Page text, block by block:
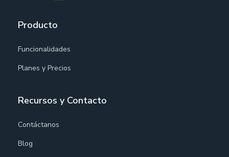
Producto
Funcionalidades
Planes y Precios
Recursos y Contacto
Contáctanos
Blog